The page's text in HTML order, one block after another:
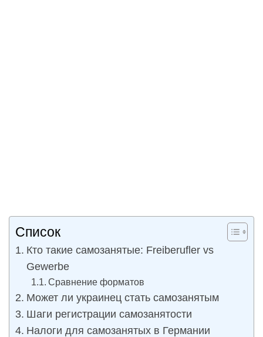
Список
Кто такие самозанятые: Freiberufler vs
Gewerbe
Сравнение форматов
Может ли украинец стать самозанятым
Шаги регистрации самозанятости
Налоги для самозанятых в Германии